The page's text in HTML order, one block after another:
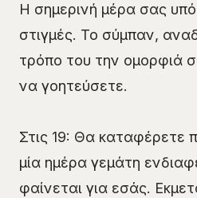
Η σημερινή μέρα σας
στιγμές. Το σύμπαν,
τρόπο του την ομορφιά
να γοητεύσετε.
Στις 19: Θα καταφέρετε
μία ημέρα γεμάτη
φαίνεται για εσάς.